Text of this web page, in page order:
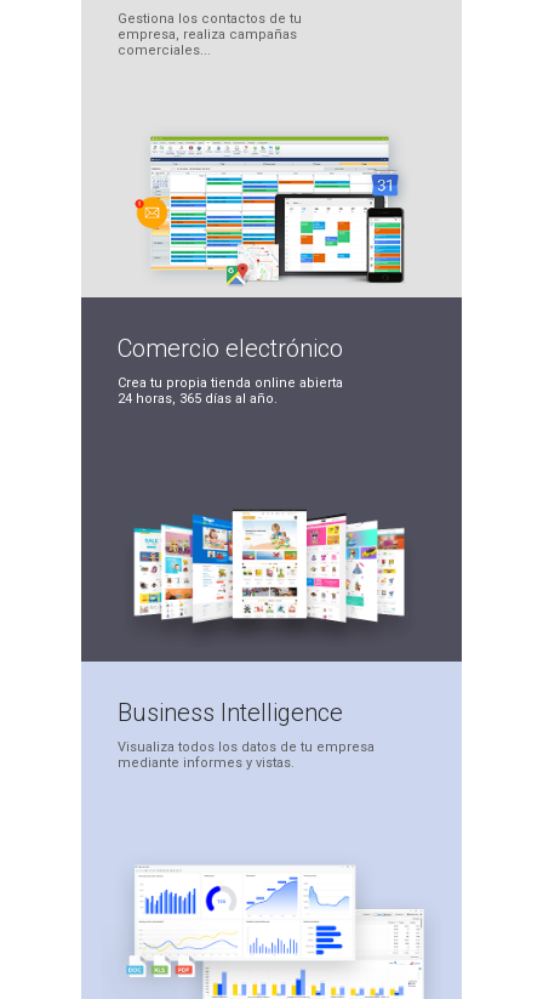
Gestiona los contactos de tu
empresa, realiza campañas
comerciales...
Comercioelectrónico
Crea tu propia tienda online abierta
24 horas, 365 días al año.
Business Intelligence
Visualiza todos los datos de tu empresa
mediante informes y vistas.